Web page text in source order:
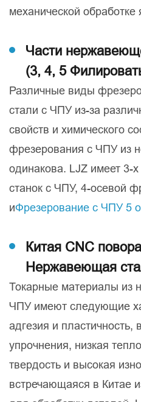
механической обработке
Части
(3, 4, 5
Различные виды
стали с ЧПУ из-за
свойств и химического
фрезерования с ЧПУ из
одинакова. LJZ имеет 3-
станок с ЧПУ, 4-осевой
иФрезерование с ЧПУ 5
Китая CNC
Нержавеющая
Токарные материалы из
ЧПУ имеют следующие
адгезия и пластичность,
упрочнения, низкая
твердость и высокая
встречающаяся в Китае